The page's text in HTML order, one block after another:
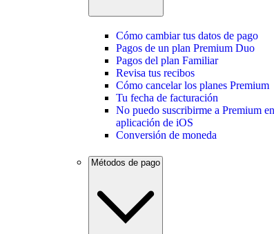
Cómo cambiar tus datos de pago
Pagos de un plan Premium Duo
Pagos del plan Familiar
Revisa tus recibos
Cómo cancelar los planes Premium
Tu fecha de facturación
No puedo suscribirme a Premium
aplicación de iOS
Conversión de moneda